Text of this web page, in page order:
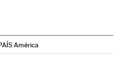
América